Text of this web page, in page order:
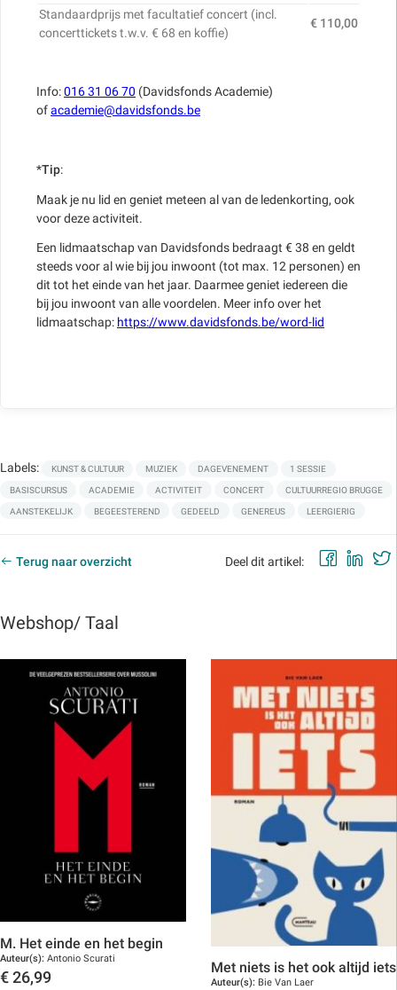
Standaardprijs met facultatief concert (incl.
concerttickets t.w.v. € 68 en koffie)
€ 110,00
Info:016 31 06 70 (Davidsfonds Academie)
ofacademie@davidsfonds.be
*Tip:
Maak je nu lid en geniet meteen al van de ledenkorting, ook
voor deze activiteit.
Een lidmaatschap van Davidsfonds bedraagt € 38 en geldt
steeds voor al wie bij jou inwoont (tot max. 12 personen) en
dit tot het einde van het jaar. Daarmee geniet iedereen die
bij jou inwoont van alle voordelen. Meer info over het
lidmaatschap: https://www.davidsfonds.be/word-lid
Labels: KUNST & CULTUUR MUZIEK DAGEVENEMENT 1 SESSIE
BASISCURSUS ACADEMIE ACTIVITEIT CONCERT CULTUURREGIO BRUGGE
AANSTEKELIJK BEGEESTEREND GEDEELD GENEREUS LEERGIERIG
Terug naar overzicht Deel dit artikel:
Webshop/ Taal
M. Het einde en het begin
Auteur(s): Antonio Scurati
€ 26,99
Met niets is het ook altijd iets
Auteur(s): Bie Van Laer